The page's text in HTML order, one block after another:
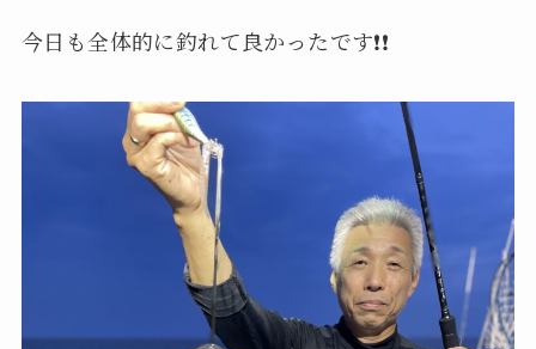
今日も全体的に釣れて良かったです❗️❗️